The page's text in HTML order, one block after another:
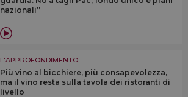
nazionali”
L'APPROFONDIMENTO
Più vino al bicchiere, più consapevolezza,
ma il vino resta sulla tavola dei ristoranti di
livello